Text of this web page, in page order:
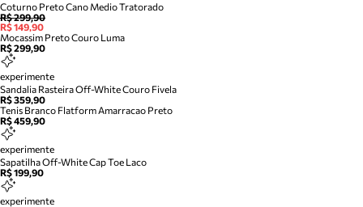
Coturno Preto Cano Medio Tratorado
R$ 299,90
R$ 149,90
Mocassim Preto Couro Luma
R$ 299,90
experimente
Sandalia Rasteira Off-White Couro Fivela
R$ 359,90
Tenis Branco Flatform Amarracao Preto
R$ 459,90
experimente
Sapatilha Off-White Cap Toe Laco
R$ 199,90
experimente